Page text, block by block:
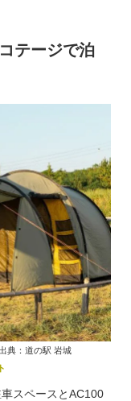
テージで泊
典：道の駅 岩城
スペースとAC100